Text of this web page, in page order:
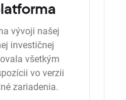
vývoji našej
investičnej
všetkým
vo verzii
zariadenia.